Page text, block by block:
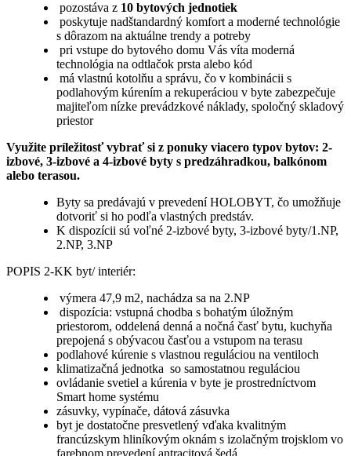
pozostáva z 10 bytových jednotiek
poskytuje nadštandardný komfort a moderné technológie
s dôrazom na aktuálne trendy a potreby
pri vstupe do bytového domu Vás víta moderná
technológia na odtlačok prsta alebo kód
má vlastnú kotolňu a správu, čo v kombinácii s
podlahovým kúrením a rekuperáciou v byte zabezpečuje
majiteľom nízke prevádzkové náklady, spoločný skladový
priestor
Využite príležitosť vybrať si z ponuky viacero typov bytov: 2-
izbové, 3-izbové a 4-izbové byty s predzáhradkou, balkónom
alebo terasou.
Byty sa predávajú v prevedení HOLOBYT, čo umožňuje
dotvoriť si ho podľa vlastných predstáv.
K dispozícii sú voľné 2-izbové byty, 3-izbové byty/1.NP,
2.NP, 3.NP
POPIS 2-KK byt/ interiér:
výmera 47,9 m2, nachádza sa na 2.NP
dispozícia: vstupná chodba s bohatým úložným
priestorom, oddelená denná a nočná časť bytu, kuchyňa
prepojená s obývacou časťou a vstupom na terasu
podlahové kúrenie s vlastnou reguláciou na ventiloch
klimatizačná jednotka so samostatnou reguláciou
ovládanie svetiel a kúrenia v byte je prostredníctvom
Smart home systému
zásuvky, vypínače, dátová zásuvka
byt je dostatočne presvetlený vďaka kvalitným
francúzskym hliníkovým oknám s izolačným trojsklom vo
farebnom prevedení antracitová šedá